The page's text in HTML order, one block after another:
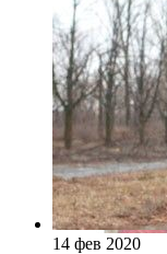
14 фев 2020